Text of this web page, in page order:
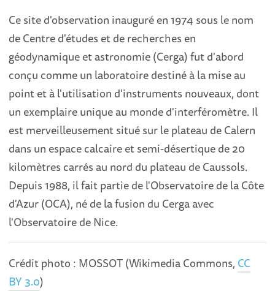
Ce site d'observation inauguré en 1974 sous le nom
de Centre d'études et de recherches en
géodynamique et astronomie (Cerga) fut d'abord
conçu comme un laboratoire destiné à la mise au
point et à l'utilisation d'instruments nouveaux, dont
un exemplaire unique au monde d'interféromètre. Il
est merveilleusement situé sur le plateau de Calern
dans un espace calcaire et semi-désertique de 20
kilomètres carrés au nord du plateau de Caussols.
Depuis 1988, il fait partie de l'Observatoire de la Côte
d'Azur (OCA), né de la fusion du Cerga avec
l'Observatoire de Nice.
Crédit photo : MOSSOT (Wikimedia Commons, CC
BY 3.0)